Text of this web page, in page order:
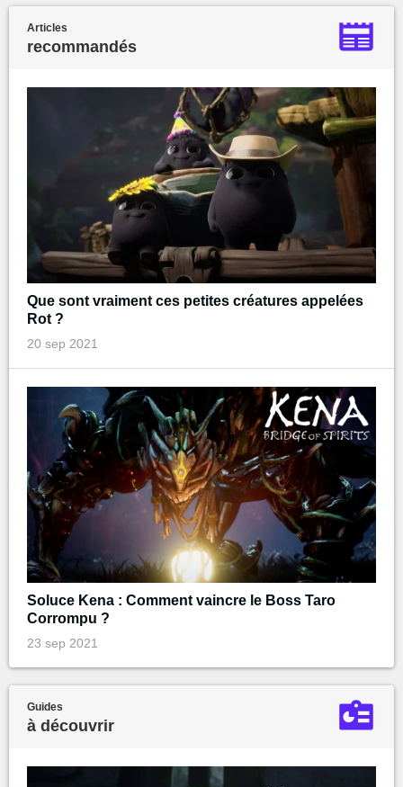
Articles
recommandés
Que sont vraiment ces petites créatures appelées
Rot ?
20 sep 2021
Soluce Kena : Comment vaincre le Boss Taro
Corrompu ?
23 sep 2021
Guides
à découvrir